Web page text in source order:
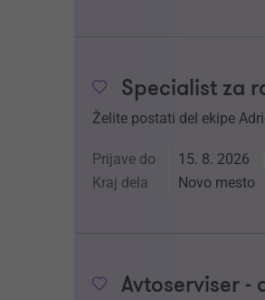
Specialist za
Želite postati del ekipe
Prijave do 15. 8. 2026
Kraj dela Novo mesto
Avtoserviser -